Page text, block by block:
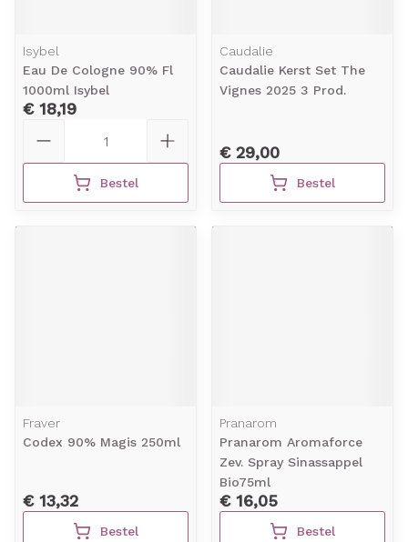
Isybel
Eau De Cologne 90% Fl
1000ml Isybel
€ 18,19
Bestel
Caudalie
Caudalie Kerst Set The
Vignes 2025 3 Prod.
€ 29,00
Bestel
Fraver
Codex 90% Magis 250ml
€ 13,32
Bestel
Pranarom
Pranarom Aromaforce
Zev. Spray Sinassappel
Bio75ml
€ 16,05
Bestel